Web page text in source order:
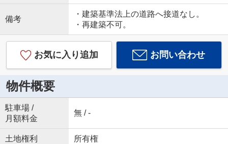
備考
・建築基準法上の道路へ接道なし。
・再建築不可。
お気に入り追加 お問い合わせ
物件概要
駐車場 /
月額料金
無 / -
土地権利 所有権